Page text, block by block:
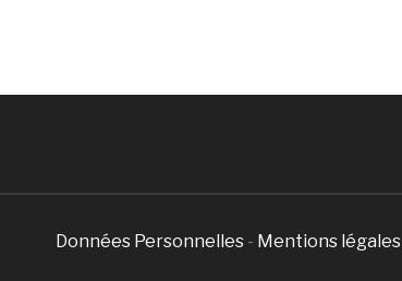
Données Personnelles - Mentions légales